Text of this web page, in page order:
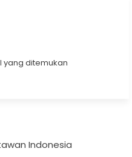
yang ditemukan
Indonesia